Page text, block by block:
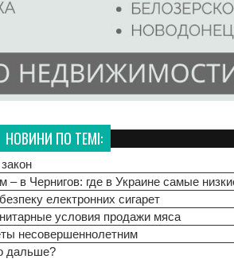
НОВИНИ ПО ТЕМІ:
– в Чернигов: где в Украине самые
електронних сигарет
условия продажи мяса
несовершеннолетним
дальше?